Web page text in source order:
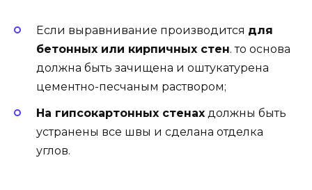
Если выравнивание производится для
бетонных или кирпичных стен. то основа
должна быть зачищена и оштукатурена
цементно-песчаным раствором;
На гипсокартонных стенах должны быть
устранены все швы и сделана отделка
углов.